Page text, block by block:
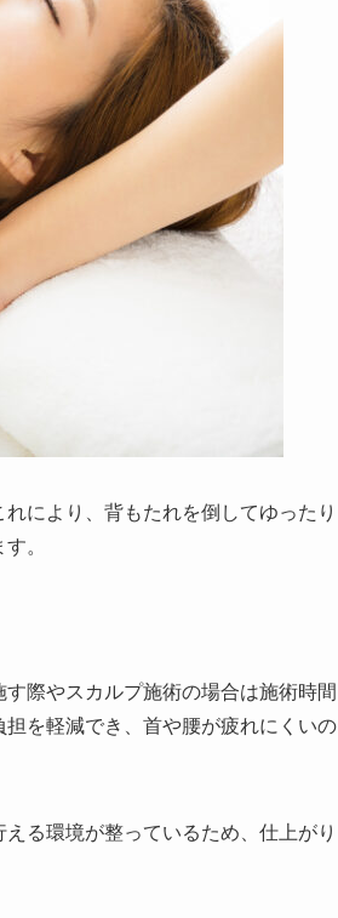
により、背もたれを倒してゆったり
。
際やスカルプ施術の場合は施術時間
を軽減でき、首や腰が疲れにくいの
る環境が整っているため、仕上がり